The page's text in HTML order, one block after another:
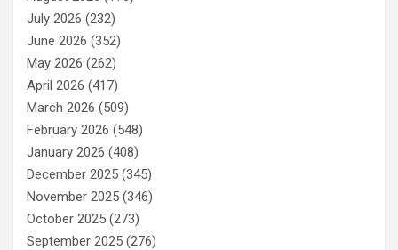
July 2026 (232)
June 2026 (352)
May 2026 (262)
April 2026 (417)
March 2026 (509)
February 2026 (548)
January 2026 (408)
December 2025 (345)
November 2025 (346)
October 2025 (273)
September 2025 (276)